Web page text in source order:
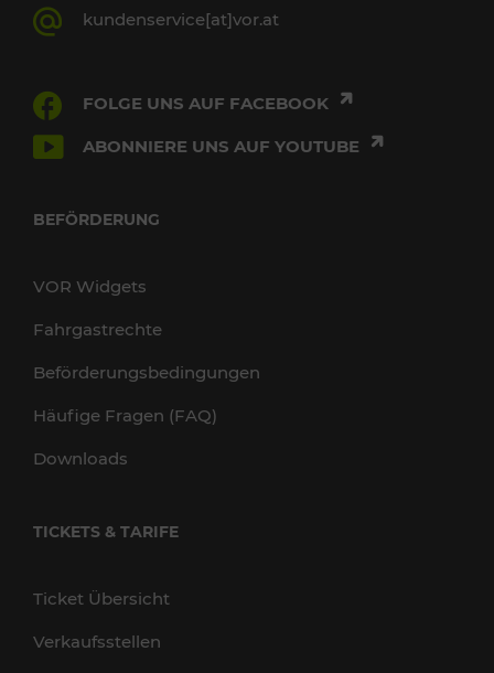
kundenservice[at]vor.at
FOLGE UNS AUF FACEBOOK
ABONNIERE UNS AUF YOUTUBE
BEFÖRDERUNG
VOR Widgets
Fahrgastrechte
Beförderungsbedingungen
Häufige Fragen (FAQ)
Downloads
TICKETS & TARIFE
Ticket Übersicht
Verkaufsstellen